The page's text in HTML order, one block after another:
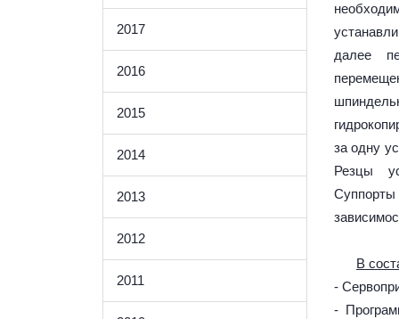
2017
2016
2015
2014
2013
2012
2011
далее
за одну
Резцы
Суппорты
В
-
-